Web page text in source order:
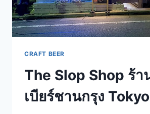
CRAFT BEER
The Slop Shop ร้
เบียร์ชานกรุง Tokyo